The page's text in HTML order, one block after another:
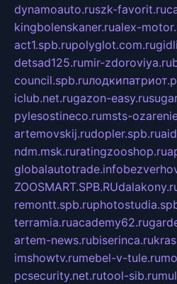
dynamoauto.ruszk-favorit.ru
kingbolenskaner.rualex-
act1.spb.rupolyglot.com.ru
detsad125.rumir-zdoroviya.ru
council.spb.ru
iclub.net.rugazon-easy.ru
pylesostineco.rumsts-
artemovskij.rudopler.spb.ru
ndm.msk.ruratingzooshop.ru
globalautotrade.info
ZOOSMART.SPB.RU
remontt.spb.ru
terramia.ruacademy62.ru
artem-news.rubiserinca.ru
imshowtv.rumebel-v-tule.ru
pcsecurity.net.rutool-sib.ru